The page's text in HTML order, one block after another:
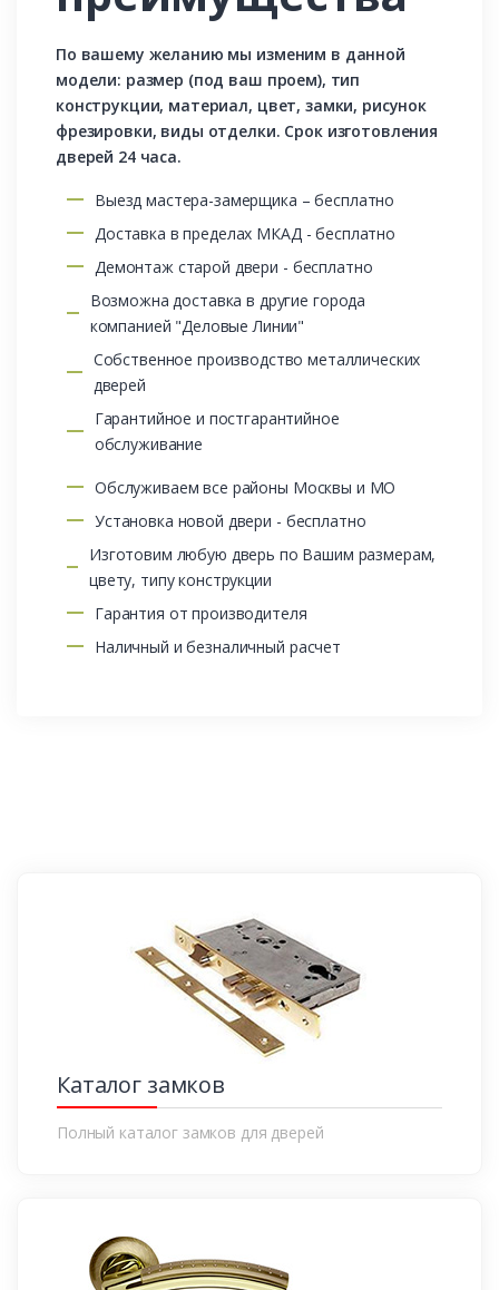
По вашему желанию мы изменим в данной
модели: размер (под ваш проем), тип
конструкции, материал, цвет, замки, рисунок
фрезировки, виды отделки. Срок изготовления
дверей 24 часа.
Выезд мастера-замерщика – бесплатно
Доставка в пределах МКАД - бесплатно
Демонтаж старой двери - бесплатно
Возможна доставка в другие города
компанией "Деловые Линии"
Собственное производство металлических
дверей
Гарантийное и постгарантийное
обслуживание
Обслуживаем все районы Москвы и МО
Установка новой двери - бесплатно
Изготовим любую дверь по Вашим размерам,
цвету, типу конструкции
Гарантия от производителя
Наличный и безналичный расчет
Каталог замков
Полный каталог замков для дверей